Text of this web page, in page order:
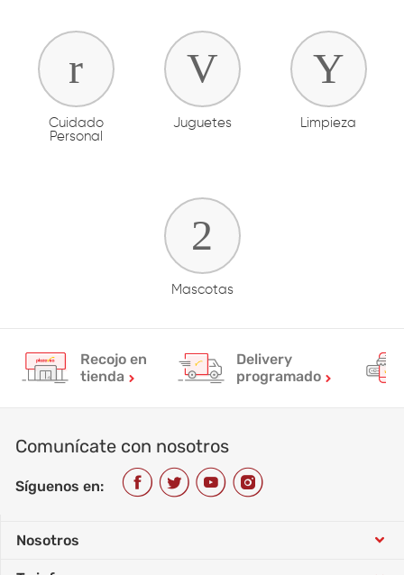
Cuidado
Personal
Juguetes Limpieza
Mascotas
Recojo en
tienda
Delivery
programado
Comunícate con nosotros
Síguenos en:
Nosotros